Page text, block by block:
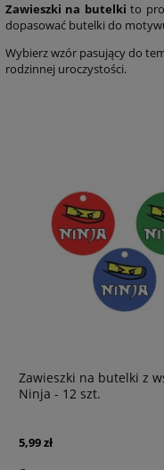
Zawieszki na butelki to
dopasować butelki do
Wybierz wzór pasujący do
rodzinnej uroczystości.
Zawieszki na butelki z
Ninja - 12 szt.
5,99 zł